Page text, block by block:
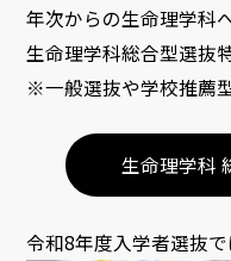
年次からの生命理学科
生命理学科総合型選抜
※一般選抜や学校推薦
生命理学科
令和8年度入学者選抜で